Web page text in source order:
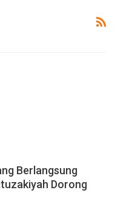
Berlangsung
Dorong